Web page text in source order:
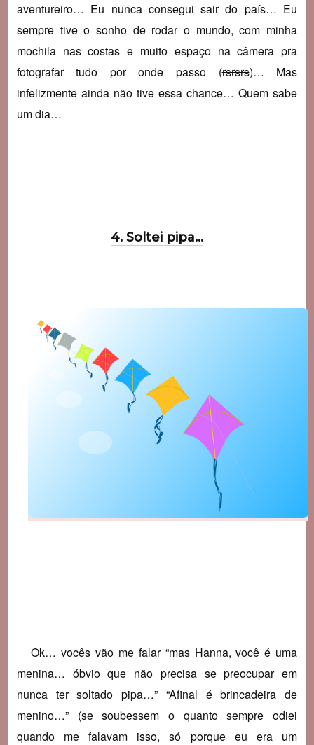
aventureiro… Eu nunca consegui sair do país… Eu
sempre tive o sonho de rodar o mundo, com minha
mochila nas costas e muito espaço na câmera pra
fotografar tudo por onde passo (rsrsrs)… Mas
infelizmente ainda não tive essa chance… Quem sabe
um dia…
4. Soltei pipa…
Ok… vocês vão me falar “mas Hanna, você é uma
menina… óbvio que não precisa se preocupar em
nunca ter soltado pipa…” “Afinal é brincadeira de
menino…” (se soubessem o quanto sempre odiei
quando me falavam isso, só porque eu era um